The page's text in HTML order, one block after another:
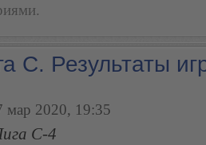
С. Результаты
мар 2020, 19:35
С-4